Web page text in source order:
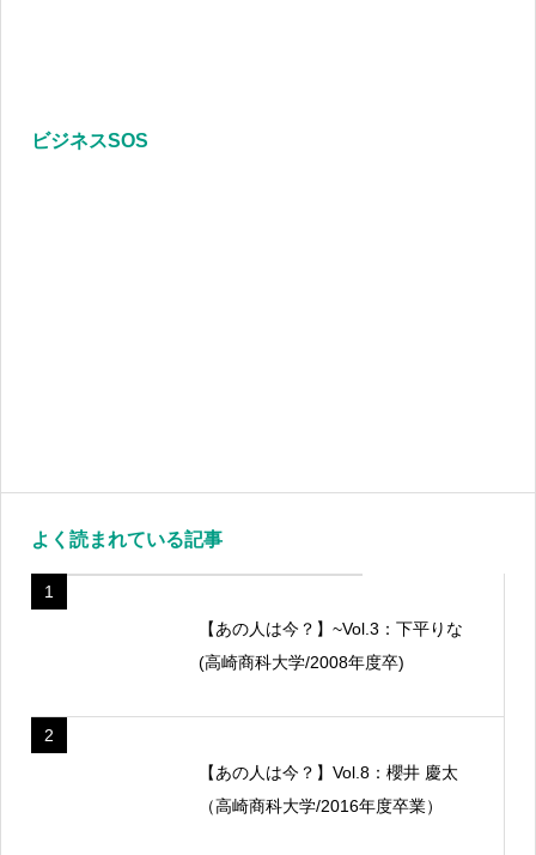
ビジネスSOS
よく読まれている記事
1
【あの人は今？】~Vol.3：下平りな
(高崎商科大学/2008年度卒)
2
【あの人は今？】Vol.8：櫻井 慶太
（高崎商科大学/2016年度卒業）